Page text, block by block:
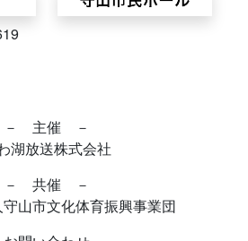
－ 主催 －
湖放送株式会社
－ 共催 －
山市文化体育振興事業団